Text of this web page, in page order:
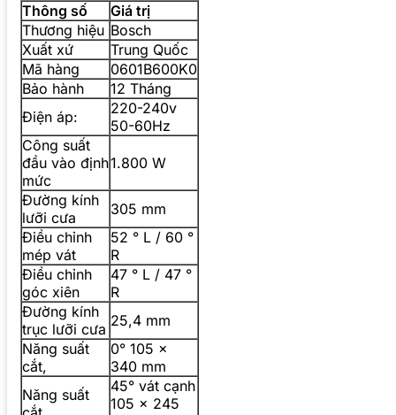
Thông số
Giá trị
Thương hiệu Bosch
Xuất xứ
Trung Quốc
Mã hàng
0601B600K0
Bảo hành
12 Tháng
Điện áp:
220-240v
50-60Hz
Công suất
đầu vào định
mức
1.800 W
Đường kính
lưỡi cưa
305 mm
Điều chỉnh
mép vát
52 ° L / 60 °
R
Điều chỉnh
góc xiên
47 ° L / 47 °
R
Đường kính
trục lưỡi cưa 25,4 mm
Năng suất
cắt,
0° 105 x
340 mm
Năng suất
45° vát cạnh
105 x 245